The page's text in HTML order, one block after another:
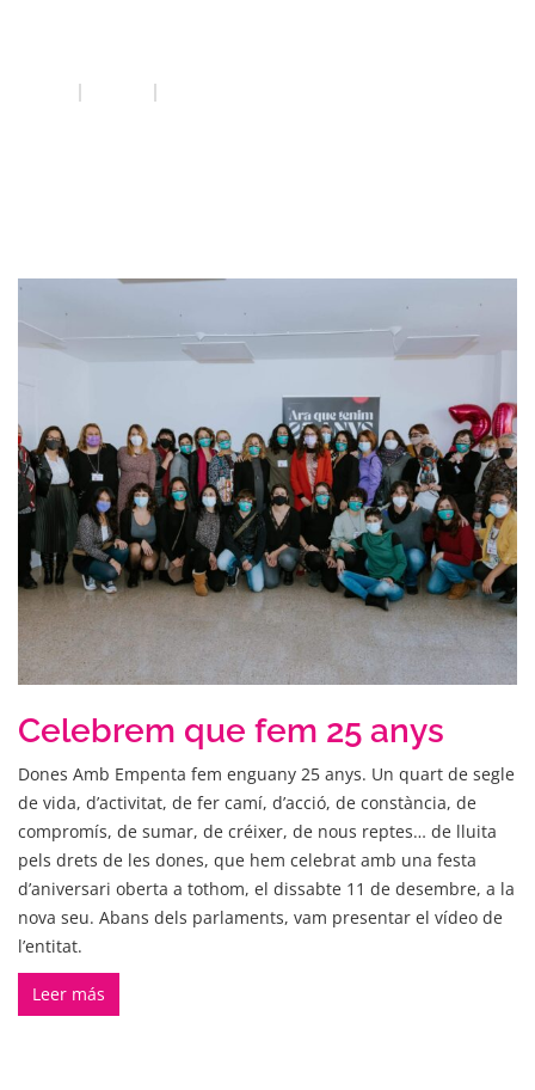
Celebrem que fem 25 anys
Dones Amb Empenta fem enguany 25 anys. Un quart de segle
de vida, d’activitat, de fer camí, d’acció, de constància, de
compromís, de sumar, de créixer, de nous reptes… de lluita
pels drets de les dones, que hem celebrat amb una festa
d’aniversari oberta a tothom, el dissabte 11 de desembre, a la
nova seu. Abans dels parlaments, vam presentar el vídeo de
l’entitat.
Leer más